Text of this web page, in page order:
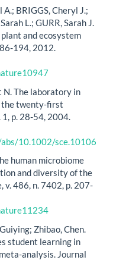
BRIGGS, Cheryl J.;
L.; GURR, Sarah J.
and ecosystem
194, 2012.
N. The laboratory in
the twenty‐first
1, p. 28-54, 2004.
10.1002/sce.10106
human microbiome
and diversity of the
v. 486, n. 7402, p. 207-
Zhibao, Chen.
student learning in
analysis. Journal